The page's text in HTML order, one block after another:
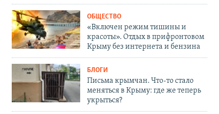
ОБЩЕСТВО
«Включен режим тишины и
красоты». Отдых в прифронтовом
Крыму без интернета и бензина
БЛОГИ
Письма крымчан. Что-то стало
меняться в Крыму: где же теперь
укрыться?